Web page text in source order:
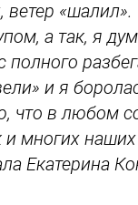
ветер
а так, я
и я
что в любом
многих
Екатерина